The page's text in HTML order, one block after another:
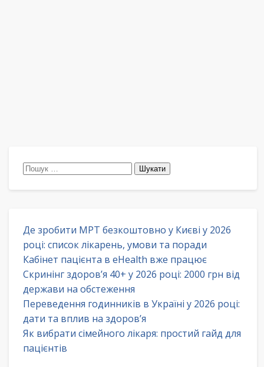
Пошук:
Де зробити МРТ безкоштовно у Києві у 2026
році: список лікарень, умови та поради
Кабінет пацієнта в eHealth вже працює
Скринінг здоров’я 40+ у 2026 році: 2000 грн від
держави на обстеження
Переведення годинників в Україні у 2026 році:
дати та вплив на здоров’я
Як вибрати сімейного лікаря: простий гайд для
пацієнтів